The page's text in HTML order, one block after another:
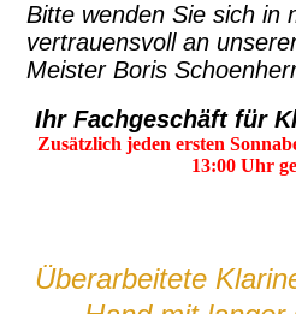
Bitte wenden Sie sich in
vertrauensvoll an
Meister Boris
Ihr Fachgeschäft für
Zusätzlich jeden ersten
13:00 Uhr
Überarbeitete